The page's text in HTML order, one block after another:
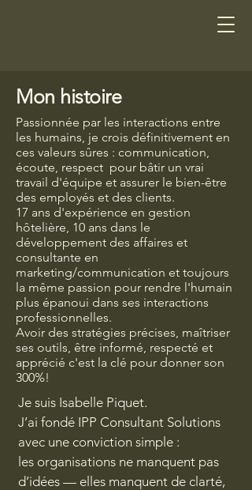
Mon histoire
Passionnée par les interactions entre
les humains, je crois définitivement en
ces valeurs sûres : communication,
écoute, respect pour bâtir un vrai
travail d'équipe et assurer le bien-être
des employés et des clients.​
17 ans d'expérience en gestion
hôtelière, 10 ans dans le
développement des affaires et
consultante en
marketing/communication et toujours
la même passion pour rendre l'humain
plus épanoui dans ses interactions
professionnelles.
Avoir des stratégies précises, maîtriser
ses outils, être informé, respecté et
apprécié c'est la clé pour donner son
300%!
Je suis Isabelle Piquet.
J’ai fondé IPP Consultant Solutions
avec une conviction simple :
les organisations ne manquent pas
d’idées — elles manquent de clarté,